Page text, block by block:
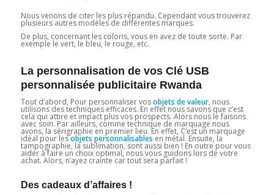
Nous venons de citer les plus répandu. Cependant vous trouverez
plusieurs autres modèles de différentes marques.
De plus, concernant les coloris, vous en avez de toute sorte. Par
exemple le vert, le bleu, le rouge, etc.
La personnalisation de vos Clé USB
personnalisée publicitaire Rwanda
Tout d’abord, Pour personnaliser vosobjets de valeur, nous
utilisons des techniques efficaces. En effet nous savons que c’est
cela qui attire et impact plus vos prospects. Alors nous le faisons
avec soin. Par ailleurs, comme technique de marquage nous
avons, la sérigraphie en premier lieu. En effet, C’est un marquage
idéal pour lesobjets personnalisables en métal. Ensuite, la
tampographie, la sublimation, sont aussi bien ! En outre pour vous
aider à faire un choix optimal, nous vous guidons lors de votre
achat. Alors, n’ayez crainte car tout sera parfait !
Des cadeaux d’affaires !